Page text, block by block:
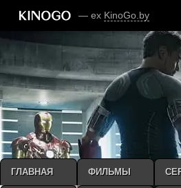
— ex KinoGo.by
ГЛАВНАЯ ФИЛЬМЫ